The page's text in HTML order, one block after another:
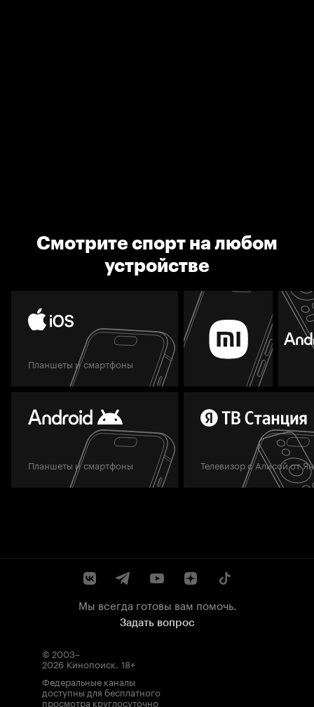
Смотрите спорт на любом
устройстве
Планшеты и смартфоны
Планшеты и смартфоны Телевизор с Алисой от
Мы всегда готовы вам помочь.
Задать вопрос
© 2003–
2026 Кинопоиск. 18+
Федеральные каналы
доступны для бесплатного
просмотра круглосуточно